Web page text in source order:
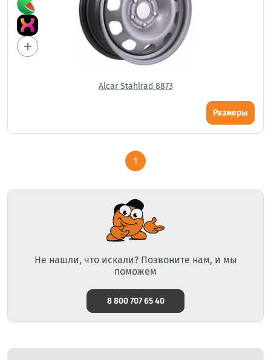
Alcar Stahlrad 8873
Размеры
1
Не нашли, что искали? Позвоните нам, и мы
поможем
8 800 707 65 40